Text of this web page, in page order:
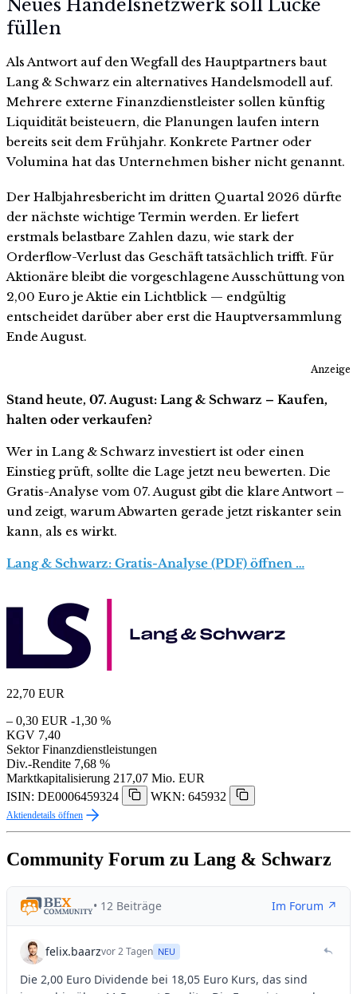
Neues Handelsnetzwerk soll Lücke
füllen
Als Antwort auf den Wegfall des Hauptpartners baut
Lang & Schwarz ein alternatives Handelsmodell auf.
Mehrere externe Finanzdienstleister sollen künftig
Liquidität beisteuern, die Planungen laufen intern
bereits seit dem Frühjahr. Konkrete Partner oder
Volumina hat das Unternehmen bisher nicht genannt.
Der Halbjahresbericht im dritten Quartal 2026 dürfte
der nächste wichtige Termin werden. Er liefert
erstmals belastbare Zahlen dazu, wie stark der
Orderflow-Verlust das Geschäft tatsächlich trifft. Für
Aktionäre bleibt die vorgeschlagene Ausschüttung von
2,00 Euro je Aktie ein Lichtblick — endgültig
entscheidet darüber aber erst die Hauptversammlung
Ende August.
Anzeige
Stand heute, 07. August: Lang & Schwarz – Kaufen,
halten oder verkaufen?
Wer in Lang & Schwarz investiert ist oder einen
Einstieg prüft, sollte die Lage jetzt neu bewerten. Die
Gratis-Analyse vom 07. August gibt die klare Antwort –
und zeigt, warum Abwarten gerade jetzt riskanter sein
kann, als es wirkt.
Lang & Schwarz: Gratis-Analyse (PDF) öffnen …
22,70 EUR
– 0,30 EUR -1,30 %
KGV 7,40
Sektor Finanzdienstleistungen
Div.-Rendite 7,68 %
Marktkapitalisierung 217,07 Mio. EUR
ISIN: DE0006459324
WKN: 645932
Aktiendetails öffnen
Community Forum zu Lang & Schwarz